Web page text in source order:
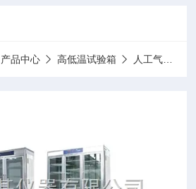
产品中心 高低温试验箱 人工气候箱